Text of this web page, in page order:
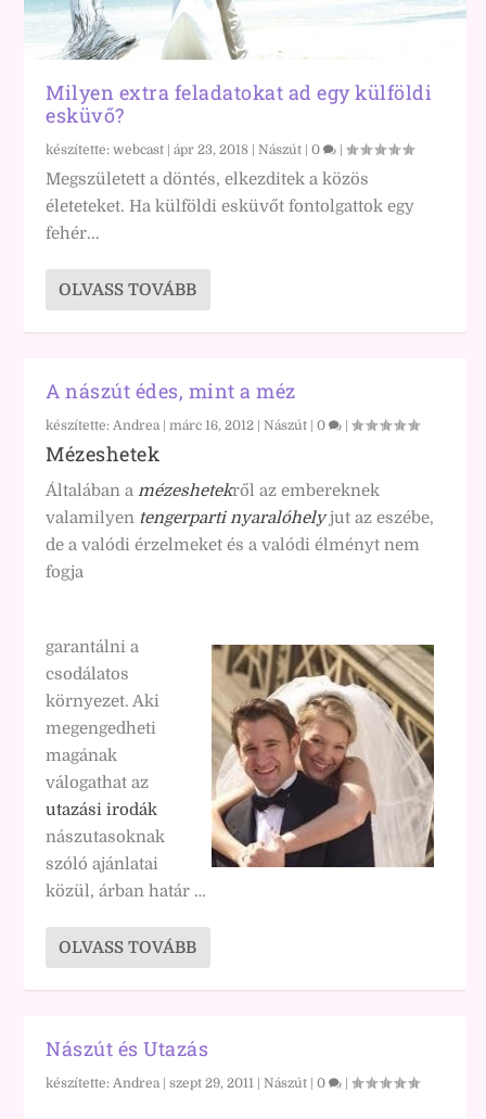
Milyen extra feladatokat ad egy külföldi
esküvő?
készítette:webcast |ápr 23, 2018 |Nászút |0 |
Megszületett a döntés, elkezditek a közös
életeteket. Ha külföldi esküvőt fontolgattok egy
fehér...
OLVASS TOVÁBB
A nászút édes, mint a méz
készítette:Andrea |márc 16, 2012 |Nászút |0 |
Mézeshetek
Általában amézeshetekről az embereknek
valamilyen tengerparti nyaralóhelyjut az eszébe,
de a valódi érzelmeket és a valódi élményt nem
fogja
garantálni a
csodálatos
környezet. Aki
megengedheti
magának
válogathat az
utazási irodák
nászutasoknak
szóló ajánlatai
közül, árban határ …
OLVASS TOVÁBB
Nászút és Utazás
készítette:Andrea |szept 29, 2011 |Nászút |0 |